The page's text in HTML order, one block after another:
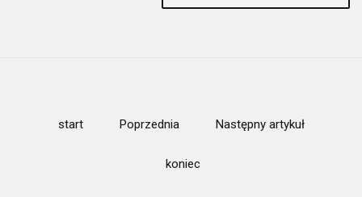
start Poprzednia Następny artykuł
koniec